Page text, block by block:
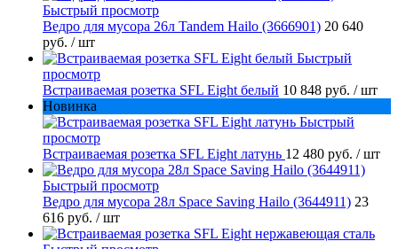
Быстрый просмотр
Ведро для мусора 26л Tandem Hailo (3666901) 20 640
руб. / шт
Быстрый
просмотр
Встраиваемая розетка SFL Eight белый 10 848 руб. / шт
Новинка
Быстрый
просмотр
Встраиваемая розетка SFL Eight латунь 12 480 руб. / шт
Быстрый просмотр
Ведро для мусора 28л Space Saving Hailo (3644911) 23
616 руб. / шт